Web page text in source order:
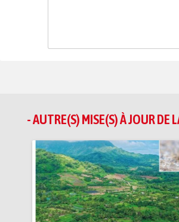
- AUTRE(S) MISE(S) À JOUR DE